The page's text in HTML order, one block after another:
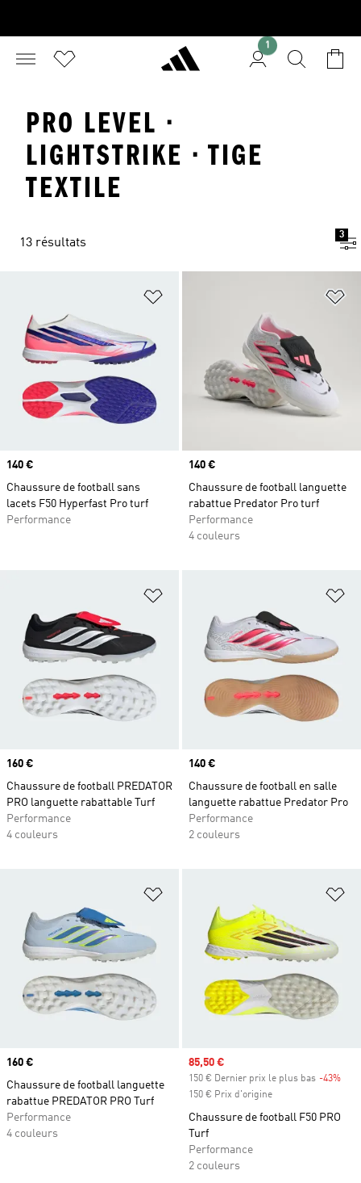
1
PRO LEVEL ·
LIGHTSTRIKE · TIGE
TEXTILE
13 résultats
3
Ajouter à la Liste de produits
Prix
140 €
Chaussure de football sans
lacets F50 Hyperfast Pro turf
Performance
Prix
140 €
Chaussure de football languette
rabattue Predator Pro turf
Performance
4 couleurs
Ajouter à la Liste de produits
Prix
160 €
Chaussure de football PREDATOR
PRO languette rabattable Turf
Performance
4 couleurs
Prix
140 €
Chaussure de football en salle
languette rabattue Predator Pro
Performance
2 couleurs
Ajouter à la Liste de produits
Prix
160 €
Chaussure de football languette
rabattue PREDATOR PRO Turf
Performance
4 couleurs
Prix soldé
85,50 €
150 € Dernier prix le plus bas -43%
150 € Prix d'origine
Chaussure de football F50 PRO
Turf
Performance
2 couleurs